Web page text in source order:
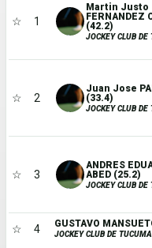
☆ 1
Martin Justo
FERNANDEZ
(42.2)
JOCKEY CLUB DE
☆ 2
Juan Jose
(33.4)
JOCKEY CLUB DE
☆ 3
ANDRES
ABED (25.2)
JOCKEY CLUB DE
☆ 4 GUSTAVO
JOCKEY CLUB DE